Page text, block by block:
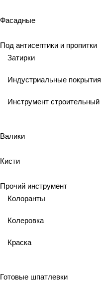
Фасадные
Под антисептики и пропитки
Затирки
Индустриальные покрытия
Инструмент строительный
Валики
Кисти
Прочий инструмент
Колоранты
Колеровка
Краска
Готовые шпатлевки